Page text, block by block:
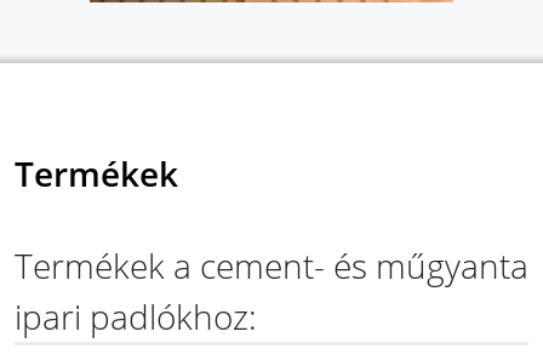
Termékek
Termékek a cement- és műgyanta
ipari padlókhoz: